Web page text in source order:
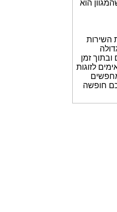
הוא
השירות
זמן
לזוגות
חופשה